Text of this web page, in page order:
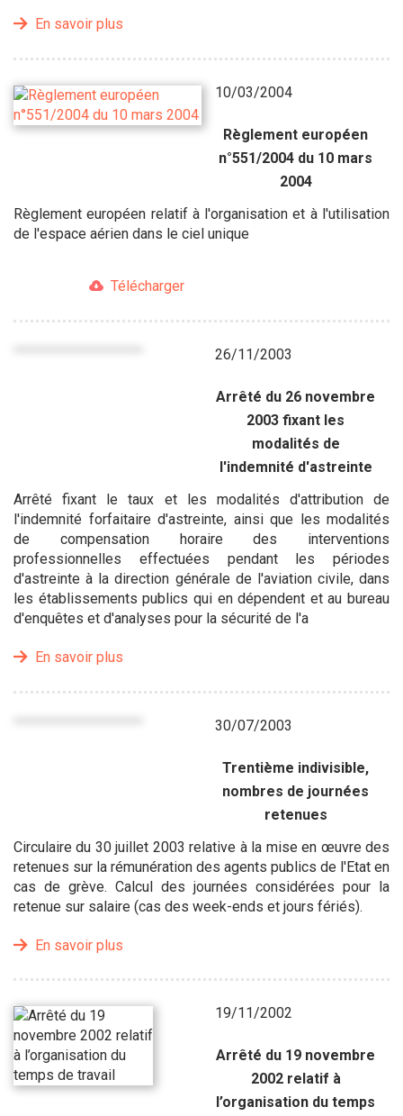
En savoir plus
10/03/2004
Règlement européen
n°551/2004 du 10 mars
2004
Règlement européen relatif à l'organisation et à l'utilisation
de l'espace aérien dans le ciel unique
Télécharger
26/11/2003
Arrêté du 26 novembre
2003 fixant les
modalités de
l'indemnité d'astreinte
Arrêté fixant le taux et les modalités d'attribution de
l'indemnité forfaitaire d'astreinte, ainsi que les modalités
de compensation horaire des interventions
professionnelles effectuées pendant les périodes
d'astreinte à la direction générale de l'aviation civile, dans
les établissements publics qui en dépendent et au bureau
d'enquêtes et d'analyses pour la sécurité de l'a
En savoir plus
30/07/2003
Trentième indivisible,
nombres de journées
retenues
Circulaire du 30 juillet 2003 relative à la mise en œuvre des
retenues sur la rémunération des agents publics de l'Etat en
cas de grève. Calcul des journées considérées pour la
retenue sur salaire (cas des week-ends et jours fériés).
En savoir plus
19/11/2002
Arrêté du 19 novembre
2002 relatif à
l’organisation du temps